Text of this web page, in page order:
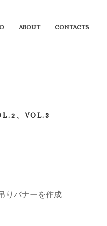
ABOUT CONTACTS
、VOL.3
りバナーを作成